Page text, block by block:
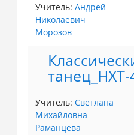
Учитель: Андрей
Николаевич
Морозов
танец_НХТ-
Учитель: Светлана
Михайловна
Раманцева